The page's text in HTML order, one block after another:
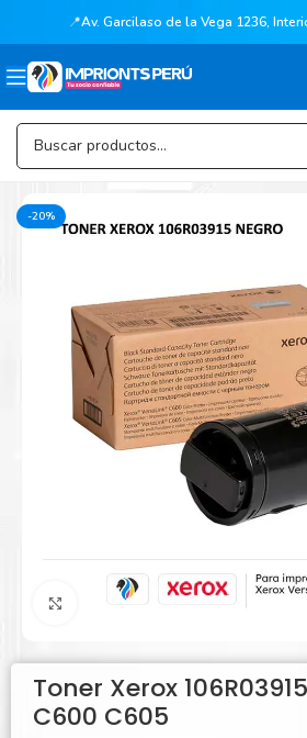
📍Av. Garcilaso de la Vega 1236,
-20%
Agrandar
Toner Xerox
C600 C605